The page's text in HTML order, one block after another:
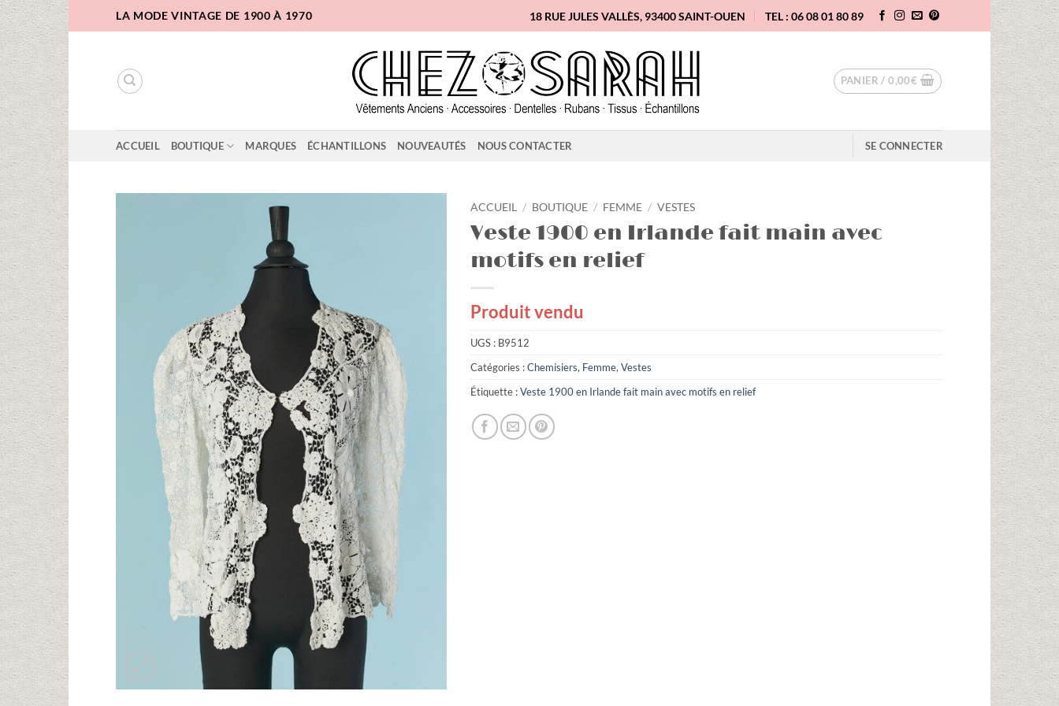
au
LA MODE VINTAGE DE 1900 À 1970 18 RUE JULES VALLÈS, 93400 SAINT-OUEN TEL : 06 08 01 80 89
PANIER /0,00€
ACCUEIL BOUTIQUE MARQUES ÉCHANTILLONS NOUVEAUTÉS NOUS CONTACTER SE CONNECTER
ACCUEIL / BOUTIQUE / FEMME / VESTES
Veste 1900 en Irlande fait main avec
motifs en relief
Produit vendu
UGS : B9512
Catégories :Chemisiers, Femme, Vestes
Étiquette :Veste 1900 en Irlande fait main avec motifs en relief